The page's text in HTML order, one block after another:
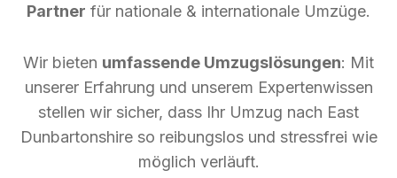
Partner für nationale & internationale Umzüge.
Wir bieten umfassende Umzugslösungen: Mit
unserer Erfahrung und unserem Expertenwissen
stellen wir sicher, dass Ihr Umzug nach East
Dunbartonshire so reibungslos und stressfrei wie
möglich verläuft.